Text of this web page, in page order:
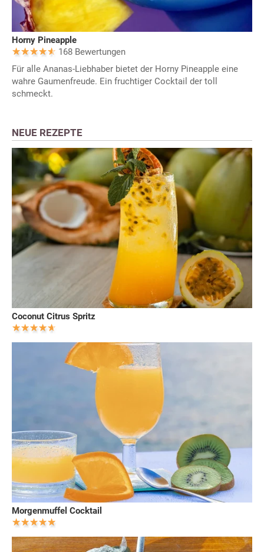
Horny Pineapple
168 Bewertungen
Für alle Ananas-Liebhaber bietet der Horny Pineapple eine
wahre Gaumenfreude. Ein fruchtiger Cocktail der toll
schmeckt.
NEUE REZEPTE
Coconut Citrus Spritz
Morgenmuffel Cocktail